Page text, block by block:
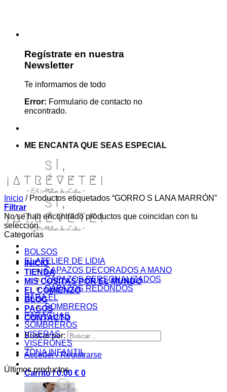
Regístrate en nuestra
Newsletter
Te informamos de todo
Error: Formulario de contacto no
encontrado.
ME ENCANTA QUE SEAS ESPECIAL
INICIO
TIENDA
MIS COSITAS POR EL MUNDO
EL COMIENZO
BLOG
PAGOS
CONTACTO
Buscar por:
Acceder / Registrarse
Carrito /0,00 € 0
Inicio /Productos etiquetados “GORRO S LANA MARRÓN”
Filtrar
No se han encontrado productos que coincidan con tu
selección.
Categorías
BOLSOS
EL ATELIER DE LIDIA
CAPAZOS DECORADOS A MANO
CAPAZOS PERSONALIZADOS
CAPAZOS REDONDOS
PARA ÉL
SOMBREROS
PARAGUAS
SOMBREROS
VISERAS
VISERONES
ZONA INFANTIL
Últimos productos